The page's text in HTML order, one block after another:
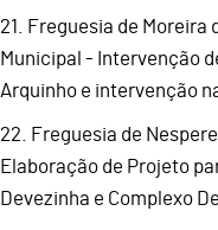
21. Freguesia de Moreira
Municipal - Intervenção
Arquinho e intervenção
22. Freguesia de
Elaboração de Projeto
Devezinha e Complexo